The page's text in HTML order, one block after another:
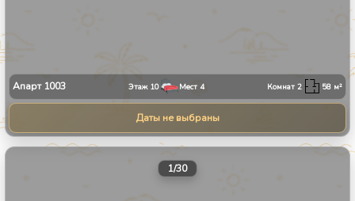
Апарт 1003 Этаж 10 Мест 4 Комнат2 58 м²
Даты не выбраны
1/30